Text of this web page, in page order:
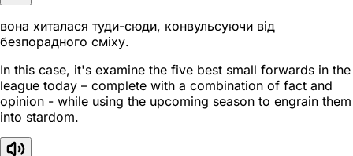
вона хиталася туди-сюди, конвульсуючи від
безпорадного сміху.
In this case, it's examine the five best small forwards in the
league today – complete with a combination of fact and
opinion - while using the upcoming season to engrain them
into stardom.